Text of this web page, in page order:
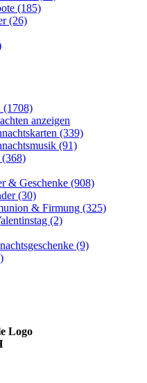
(185)
(26)
(1708)
anzeigen
(339)
(91)
(368)
& Geschenke (908)
(30)
& Firmung (325)
(2)
(9)